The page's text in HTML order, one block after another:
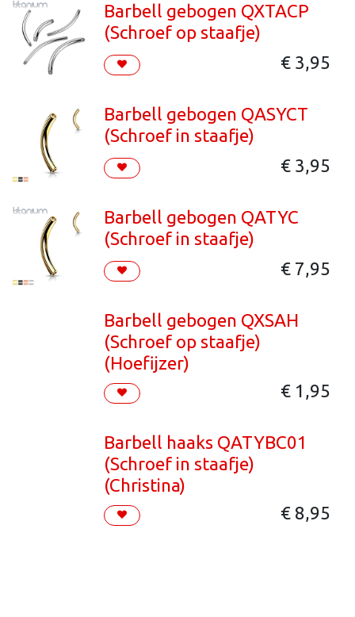
Barbell gebogen QXTACP
(Schroef op staafje)
€ 3,95
Barbell gebogen QASYCT
(Schroef in staafje)
€ 3,95
Barbell gebogen QATYC
(Schroef in staafje)
€ 7,95
Barbell gebogen QXSAH
(Schroef op staafje)
(Hoefijzer)
€ 1,95
Barbell haaks QATYBC01
(Schroef in staafje)
(Christina)
€ 8,95